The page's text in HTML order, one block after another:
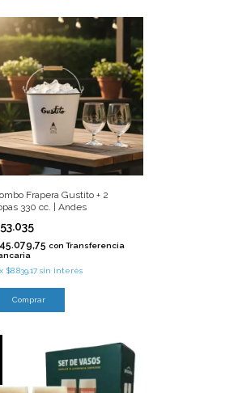
Frapera Gustito + 2
330 cc. | Andes
con Transferencia
x $8.839,17 sin interés